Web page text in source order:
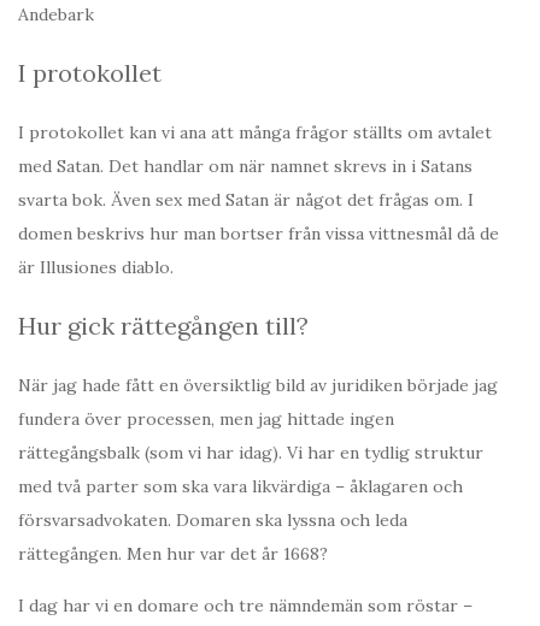
Andebark
I protokollet
I protokollet kan vi ana att många frågor ställts om avtalet
med Satan. Det handlar om när namnet skrevs in i Satans
svarta bok. Även sex med Satan är något det frågas om. I
domen beskrivs hur man bortser från vissa vittnesmål då de
är Illusiones diablo.
Hur gick rättegången till?
När jag hade fått en översiktlig bild av juridiken började jag
fundera över processen, men jag hittade ingen
rättegångsbalk (som vi har idag). Vi har en tydlig struktur
med två parter som ska vara likvärdiga – åklagaren och
försvarsadvokaten. Domaren ska lyssna och leda
rättegången. Men hur var det år 1668?
I dag har vi en domare och tre nämndemän som röstar –